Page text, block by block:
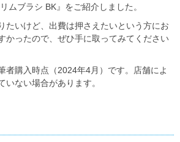
ムブラシ BK』をご紹介しました。
たいけど、出費は押さえたいという方にお
かったので、ぜひ手に取ってみてください
者購入時点（2024年4月）です。店舗によ
いない場合があります。